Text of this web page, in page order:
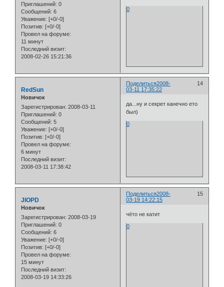
Приглашений: 0
Сообщений: 6
Уважение: [+0/-0]
Позитив: [+0/-0]
Провел на форуме:
11 минут
Последний визит:
2008-02-26 15:21:36
0
Поделиться 14
2008-
03-11 17:35:22
RedSun
Новичок
Зарегистрирован: 2008-03-11
Приглашений: 0
Сообщений: 5
Уважение: [+0/-0]
Позитив: [+0/-0]
Провел на форуме:
6 минут
Последний визит:
2008-03-11 17:38:42
да...ну и секрет канечно ето
был)
0
Поделиться 15
2008-
03-19 14:22:15
JIOPD
Новичок
Зарегистрирован: 2008-03-19
Приглашений: 0
Сообщений: 6
Уважение: [+0/-0]
Позитив: [+0/-0]
Провел на форуме:
15 минут
Последний визит:
2008-03-19 14:33:26
чёто не катит
0